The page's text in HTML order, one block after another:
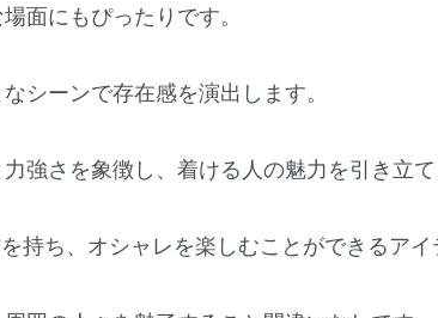
面にもぴったりです。
シーンで存在感を演出します。
強さを象徴し、着ける人の魅力を引き立て
持ち、オシャレを楽しむことができるアイ